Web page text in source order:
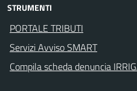
STRUMENTI
PORTALE TRIBUTI
Servizi Avviso SMART
Compila scheda denuncia